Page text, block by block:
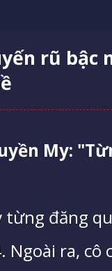
rũ
My:
từng đăng
Ngoài ra,